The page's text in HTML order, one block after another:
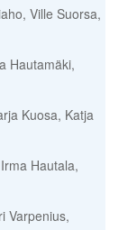
Ville Suorsa,
Hautamäki,
Kuosa, Katja
Hautala,
Varpenius,